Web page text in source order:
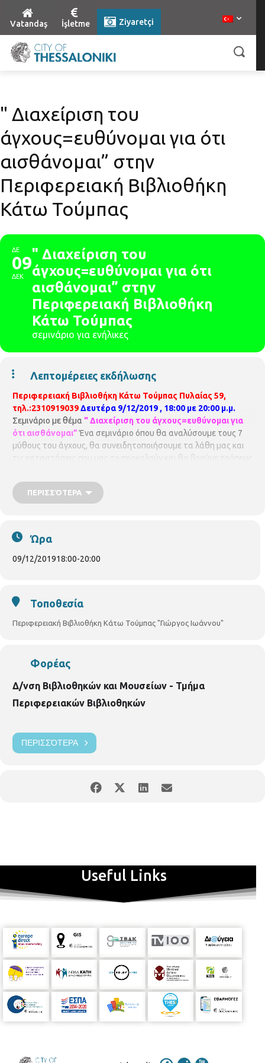
Vatandaş İşletme Ziyaretçi
" Διαχείριση του
άγχους=ευθύνομαι για ότι
αισθάνομαι” στην
Περιφερειακή Βιβλιοθήκη
Κάτω Τούμπας
ΔΕ
09
ΔΕΚ
" Διαχείριση του
άγχους=ευθύνομαι για ότι
αισθάνομαι” στην
Περιφερειακή Βιβλιοθήκη
Κάτω Τούμπας
σεμινάριο για ενήλικες
Λεπτομέρειες εκδήλωσης
Περιφερειακή Βιβλιοθήκη Κάτω Τούμπας Πυλαίας 59,
τηλ.:2310919039Δευτέρα 9/12/2019 , 18:00 με 20:00 μ.μ.
Σεμινάριο με θέμα " Διαχείριση του άγχους=ευθύνομαι για
ότι αισθάνομαι” Ένα σεμινάριο όπου θα αναλύσουμε τους 7
μύθους του άγχους, θα συνειδητοποιήσουμε τα λάθη μας και
τις καταστάσεις που μας το προκαλούν και θα βρούμε τρόπους
Παναγιώτα Γιώτη, σύμβουλος πνευματικής ανάπτυξης Με
προεγγραφή Η Περιφερειακή Βιβλιοθήκη Κάτω Τούμπας
Τμήμα Περιφερειακών Βιβλιοθηκών
Βιβλιοθήκη Κάτω Τούμπας
https://www.facebook.com/
ΠΕΡΙΣΣΌΤΕΡΑ
Ώρα
09/12/201918:00-20:00
Τοποθεσία
Περιφερειακή Βιβλιοθήκη Κάτω Τούμπας "Γιώργος Ιωάννου"
Φορέας
Δ/νση Βιβλιοθηκών και Μουσείων - Τμήμα
Περιφερειακών Βιβλιοθηκών
ΠΕΡΙΣΣΌΤΕΡΑ
Useful Links